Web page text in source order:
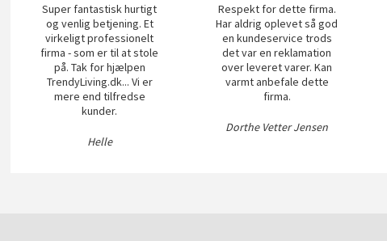
Super fantastisk hurtigt
og venlig betjening. Et
virkeligt professionelt
firma - som er til at stole
på. Tak for hjælpen
TrendyLiving.dk... Vi er
mere end tilfredse
kunder.
Helle
Respekt for dette firma.
Har aldrig oplevet så god
en kundeservice trods
det var en reklamation
over leveret varer. Kan
varmt anbefale dette
firma.
Dorthe Vetter Jensen